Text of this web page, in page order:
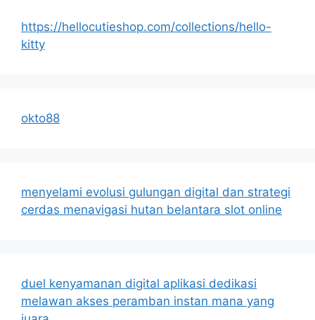
https://hellocutieshop.com/collections/hello-
kitty
okto88
menyelami evolusi gulungan digital dan strategi
cerdas menavigasi hutan belantara slot online
duel kenyamanan digital aplikasi dedikasi
melawan akses peramban instan mana yang